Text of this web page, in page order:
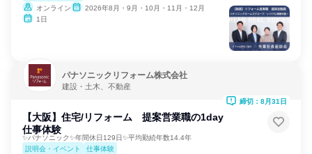
オンライン
2026年8月・9月・10月・11月・12月
1日
パナソニックリフォーム株式会社
建設・土木、不動産
【大阪】住宅/リフォーム 提案営業職の1day
仕事体験
✨パナソニック✨年間休日129日✨平均勤続年数14.4年
説明会・イベント
仕事体験
締切：8月31日